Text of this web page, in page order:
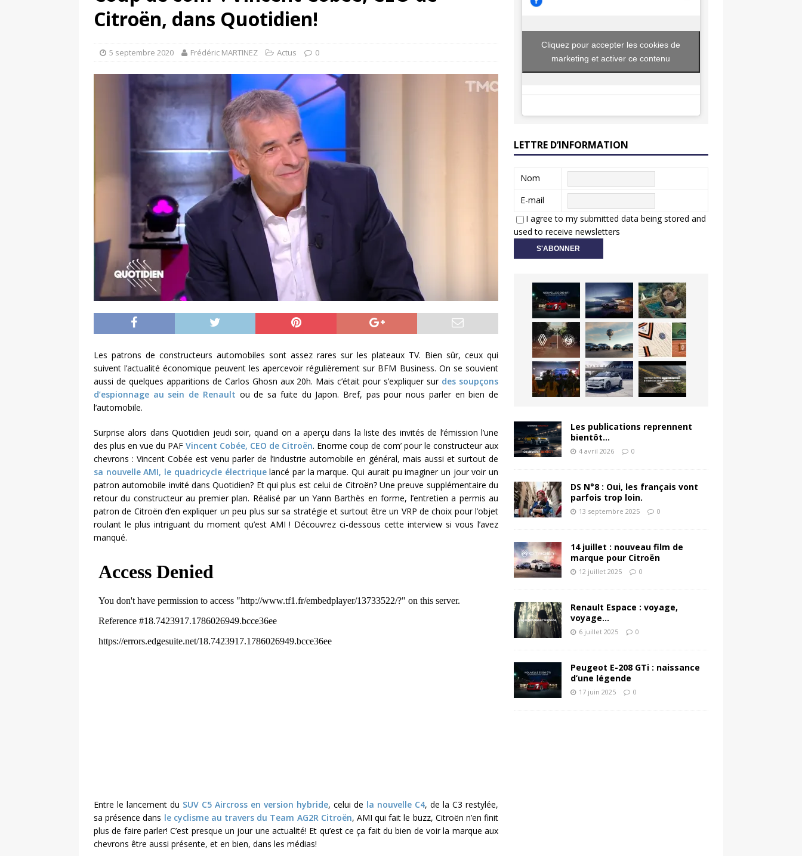
Peugeot E-208 GTi : naissance d’une légende
[ 11 avril 2020 ] #StayHome : Honda dévoile un spot publicitaire… confiné!
Citroën, dans Quotidien!
5 septembre 2020 Frédéric MARTINEZ Actus 0
Les patrons de constructeurs automobiles sont assez rares sur les plateaux TV. Bien sûr, ceux qui
suivent l’actualité économique peuvent les apercevoir régulièrement sur BFM Business. On se souvient
aussi de quelques apparitions de Carlos Ghosn aux 20h. Mais c’était pour s’expliquer sur des soupçons
d’espionnage au sein de Renault ou de sa fuite du Japon. Bref, pas pour nous parler en bien de
l’automobile.
Surprise alors dans Quotidien jeudi soir, quand on a aperçu dans la liste des invités de l’émission l’une
des plus en vue du PAFVincent Cobée, CEO de Citroën. Enorme coup de com’ pour le constructeur aux
chevrons : Vincent Cobée est venu parler de l’industrie automobile en général, mais aussi et surtout de
sa nouvelle AMI, le quadricycle électriquelancé par la marque. Qui aurait pu imaginer un jour voir un
patron automobile invité dans Quotidien? Et qui plus est celui de Citroën? Une preuve supplémentaire du
retour du constructeur au premier plan. Réalisé par un Yann Barthès en forme, l’entretien a permis au
patron de Citroën d’en expliquer un peu plus sur sa stratégie et surtout être un VRP de choix pour l’objet
roulant le plus intriguant du moment qu’est AMI ! Découvrez ci-dessous cette interview si vous l’avez
manqué.
Entre le lancement du SUV C5 Aircross en version hybride, celui de la nouvelle C4, de la C3 restylée,
sa présence dans le cyclisme au travers du Team AG2R Citroën, AMI qui fait le buzz, Citroën n’en finit
plus de faire parler! C’est presque un jour une actualité! Et qu’est ce ça fait du bien de voir la marque aux
chevrons être aussi présente, et en bien, dans les médias!
Cliquez pour accepter les cookies de
marketing et activer ce contenu
LETTRE D’INFORMATION
Nom
E-mail
I agree to my submitted data being stored and
used to receive newsletters
Les publications reprennent
bientôt…
4 avril 2026 0
DS N°8 : Oui, les français vont
parfois trop loin.
13 septembre 2025 0
14 juillet : nouveau film de
marque pour Citroën
12 juillet 2025 0
Renault Espace : voyage,
voyage…
6 juillet 2025 0
Peugeot E-208 GTi : naissance
d’une légende
17 juin 2025 0